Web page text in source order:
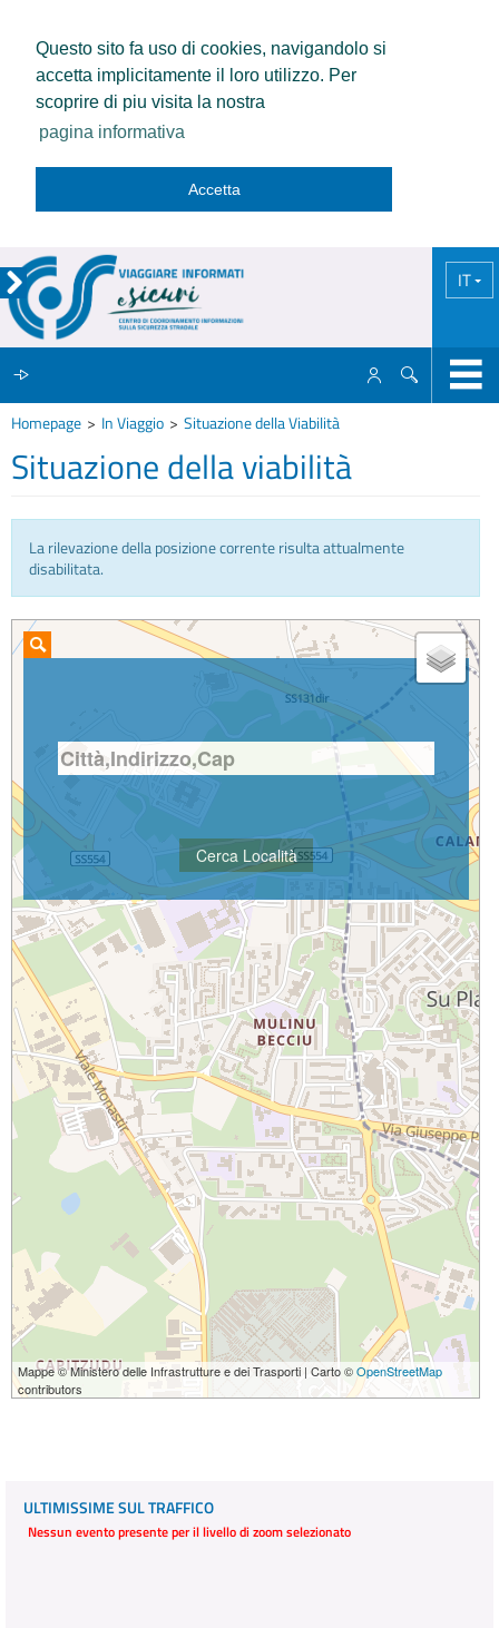
Questo sito fa uso di cookies, navigandolo si
accetta implicitamente il loro utilizzo. Per
scoprire di piu visita la nostra
pagina informativa
Accetta
IT
IL CCISS
INFO E MEDIA
IN VIAGGIO
Homepage In Viaggio Situazione della Viabilità
Situazione della viabilità
La rilevazione della posizione corrente risulta attualmente
disabilitata.
Mappe © Ministero delle Infrastrutture e dei Trasporti | Carto ©OpenStreetMap
contributors
ULTIMISSIME SUL TRAFFICO
Nessun evento presente per il livello di zoom selezionato